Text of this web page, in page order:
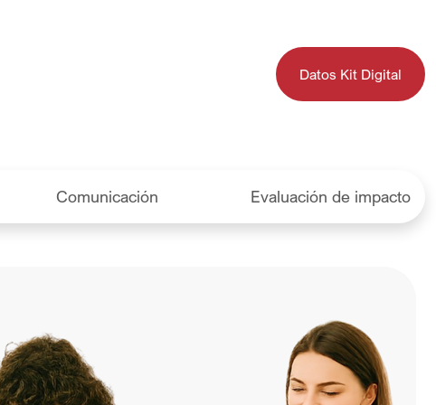
Comunicación Evaluación de impacto
Datos Kit Digital